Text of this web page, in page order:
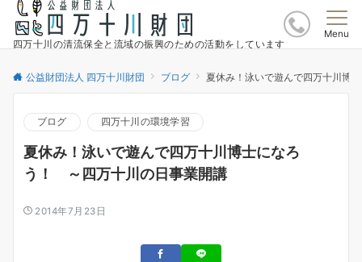
四万十川の清流保全と流域の振興のための活動をしています
Menu
公益財団法人 四万十川財団 ブログ 夏休み！泳いで遊んで四万十川博
ブログ 四万十川の環境学習
夏休み！泳いで遊んで四万十川博士になろ
う！ ～四万十川の日事業開講
2014年7月23日